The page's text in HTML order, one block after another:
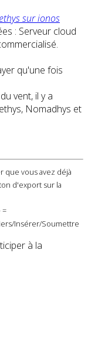
sur ionos
: Serveur cloud
qu'une fois
vent, il y a
Nomadhys et
que vous avez déjà
d'export sur la
=
Insérer/Soumettre
à la